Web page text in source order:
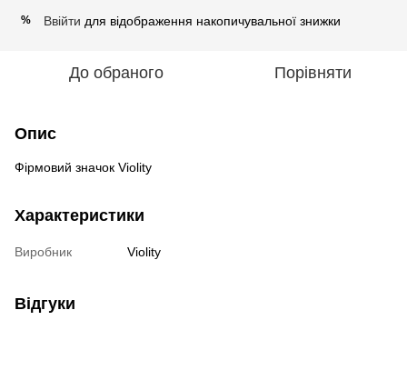
% Ввійти для відображення накопичувальної знижки
До обраного Порівняти
Опис
Фірмовий значок Violity
Характеристики
Виробник Violity
Відгуки